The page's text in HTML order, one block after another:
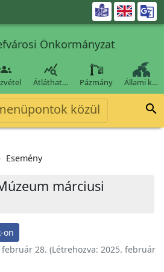

Önkormányzat

Átláthat… Pázmány Állami k…
közül 
Esemény
márciusi
on
február 28. (Létrehozva: 2025. február